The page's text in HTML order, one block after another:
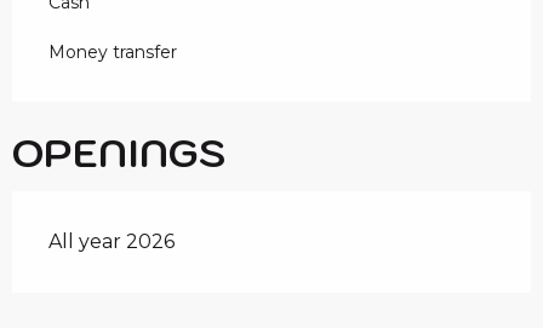
Money transfer
OPENINGS
All year 2026